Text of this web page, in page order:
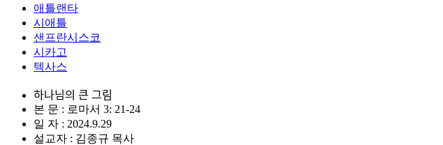
애틀랜타
시애틀
샌프란시스코
시카고
텍사스
하나님의 큰 그림
본 문 : 로마서 3: 21-24
일 자 : 2024.9.29
설교자 : 김종규 목사